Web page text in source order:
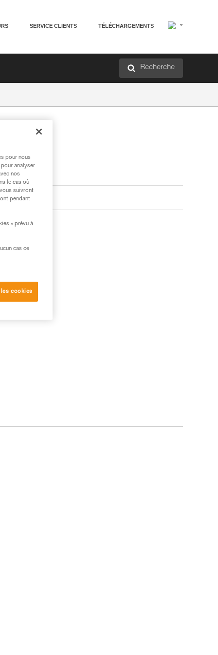
SERVICE CLIENTS TÉLÉCHARGEMENTS
Recherche
pour nous
analyser
nos
le cas où
suivront
pendant
» prévu à
cas ce
cookies